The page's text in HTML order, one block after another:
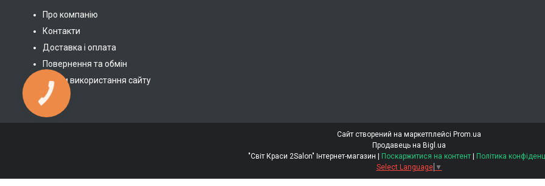
Про компанію
Контакти
Доставка і оплата
Повернення та обмін
Умови використання сайту
Сайт створений на маркетплейсі Prom.ua
Продавець на Bigl.ua
"Світ Краси 2Salon" Інтернет-магазин | Поскаржитися на контент | Політика
Select Language ▼
КНОПКА
ЗВ'ЯЗКУ